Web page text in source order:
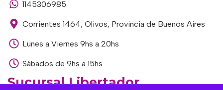
1145306985
Corrientes 1464, Olivos, Provincia de Buenos Aires
Lunes a Viernes 9hs a 20hs
Sábados de 9hs a 15hs
Sucursal Libertador